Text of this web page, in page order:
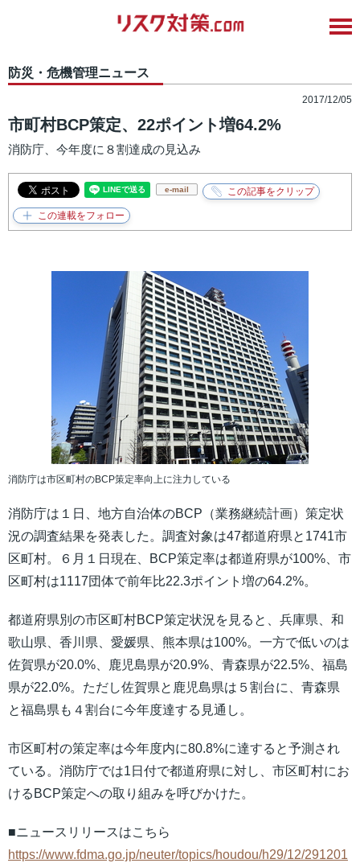
防災・危機管理ニュース
2017/12/05
市町村BCP策定、22ポイント増64.2%
消防庁、今年度に８割達成の見込み
e-mail
消防庁は市区町村のBCP策定率向上に注力している
消防庁は１日、地方自治体のBCP（業務継続計画）策定状
況の調査結果を発表した。調査対象は47都道府県と1741市
区町村。６月１日現在、BCP策定率は都道府県が100%、市
区町村は1117団体で前年比22.3ポイント増の64.2%。
都道府県別の市区町村BCP策定状況を見ると、兵庫県、和
歌山県、香川県、愛媛県、熊本県は100%。一方で低いのは
佐賀県が20.0%、鹿児島県が20.9%、青森県が22.5%、福島
県が22.0%。ただし佐賀県と鹿児島県は５割台に、青森県
と福島県も４割台に今年度達する見通し。
市区町村の策定率は今年度内に80.8%に達すると予測され
ている。消防庁では1日付で都道府県に対し、市区町村にお
けるBCP策定への取り組みを呼びかけた。
■ニュースリリースはこちら
https://www.fdma.go.jp/neuter/topics/houdou/h29/12/291201